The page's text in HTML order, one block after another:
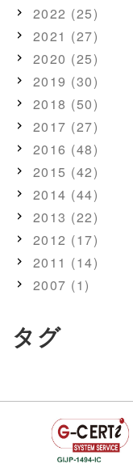
2022 (25)
2021 (27)
2020 (25)
2019 (30)
2018 (50)
2017 (27)
2016 (48)
2015 (42)
2014 (44)
2013 (22)
2012 (17)
2011 (14)
2007 (1)
タグ